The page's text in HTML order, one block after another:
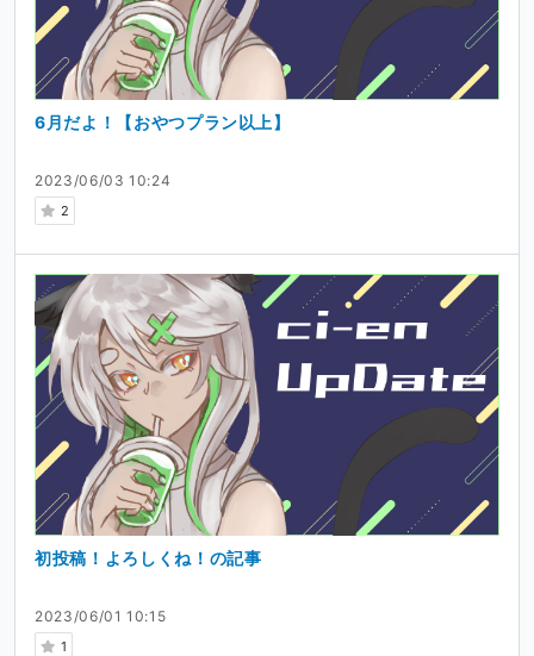
2023/06/03 10:24
2
6月だよ！【おやつプラン以上】
2023/06/01 10:15
1
初投稿！よろしくね！の記事